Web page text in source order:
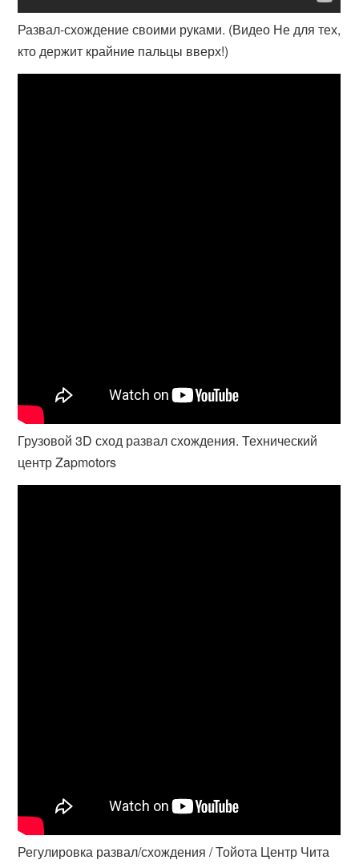
Развал-схождение своими руками. (Видео Не для тех,
кто держит крайние пальцы вверх!)
Грузовой 3D сход развал схождения. Технический
центр Zapmotors
Регулировка развал/схождения / Тойота Центр Чита